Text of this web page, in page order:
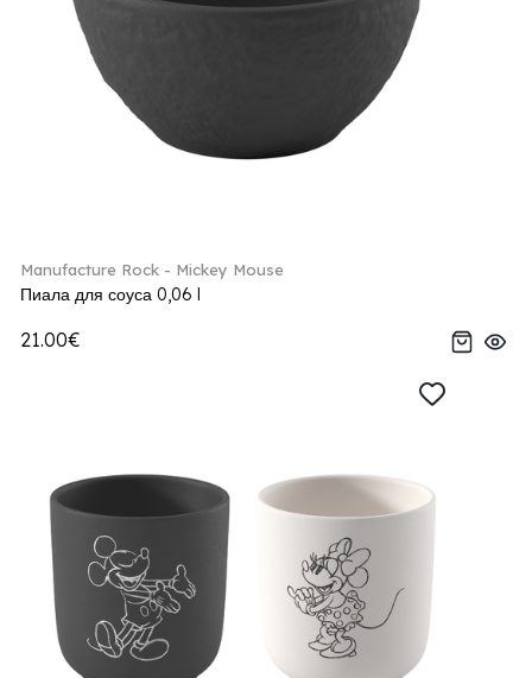
Manufacture Rock - Mickey Mouse
Пиала для соуса 0,06 l
21.00€